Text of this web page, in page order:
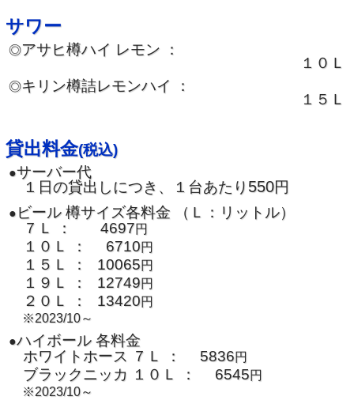
サワー
◎アサヒ樽ハイ レモン ：
１０Ｌ
◎キリン樽詰レモンハイ ：
１５Ｌ
貸出料金(税込)
●サーバー代
１日の貸出しにつき、１台あたり 550円
● ビール 樽サイズ各料金 （Ｌ：リットル）
７Ｌ ：
4697円
１０Ｌ ： 6710円
１５Ｌ ： 10065円
１９Ｌ ： 12749円
２０Ｌ ： 13420円
※2023/10～
●ハイボール 各料金
ホワイトホース ７Ｌ ：
5836円
ブラックニッカ １０Ｌ ： 6545円
※2023/10～